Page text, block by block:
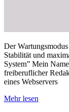
Der
Stabilität und
System” Mein
freiberuflicher
eines Webservers
Mehr lesen